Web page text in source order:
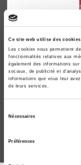
Ce site web utilise des cookies
Les cookies nous permettent
fonctionnalités relatives aux
également des informations
sociaux, de publicité et
informations que vous leur
de leurs services.
Nécessaires
Préférences
La vie politique
Piero Ignazi,